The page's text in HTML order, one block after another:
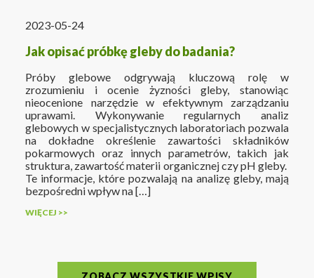
2023-05-24
Jak opisać próbkę gleby do badania?
Próby glebowe odgrywają kluczową rolę w
zrozumieniu i ocenie żyzności gleby, stanowiąc
nieocenione narzędzie w efektywnym zarządzaniu
uprawami. Wykonywanie regularnych analiz
glebowych w specjalistycznych laboratoriach pozwala
na dokładne określenie zawartości składników
pokarmowych oraz innych parametrów, takich jak
struktura, zawartość materii organicznej czy pH gleby.
Te informacje, które pozwalają na analizę gleby, mają
bezpośredni wpływ na […]
WIĘCEJ >>